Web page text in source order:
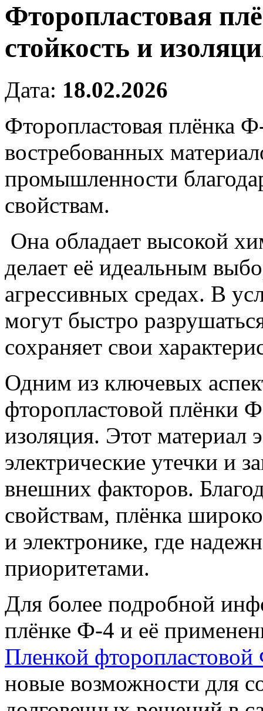
Фторопластовая
стойкость и
Дата: 18.02.2026
Фторопластовая плёнка
востребованных
промышленности
свойствам.
Она обладает высокой
делает её идеальным
агрессивных средах. В
могут быстро
сохраняет свои
Одним из ключевых
фторопластовой плёнки
изоляция. Этот материал
электрические утечки и
внешних факторов.
свойствам, плёнка
и электронике, где
приоритетами.
Для более подробной
плёнке Ф-4 и её
Пленкой
новые возможности для